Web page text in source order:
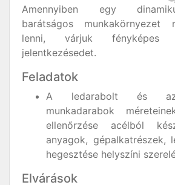
Amennyiben egy
barátságos munkakörnyezet
lenni, várjuk fényképes
jelentkezésedet.
Feladatok
A ledarabolt és az
munkadarabok
ellenőrzése acélból
anyagok, gépalkatrészek,
hegesztése helyszíni
Elvárások